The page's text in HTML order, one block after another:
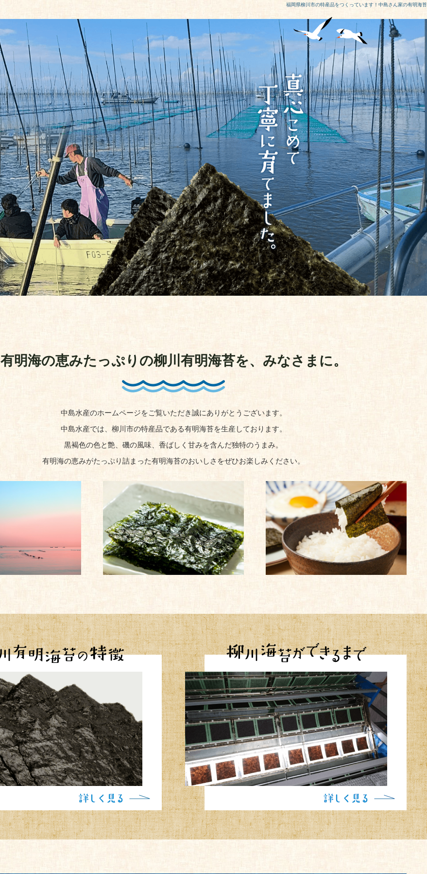
福岡県柳川市の特産品をつくっています！中島さん家の有明海苔
有明海の恵みたっぷりの柳川有明海苔を、みなさまに。
中島水産のホームページをご覧いただき誠にありがとうございます。
中島水産では、柳川市の特産品である有明海苔を生産しております。
黒褐色の色と艶、磯の風味、香ばしく甘みを含んだ独特のうまみ。
有明海の恵みがたっぷり詰まった有明海苔のおいしさをぜひお楽しみください。